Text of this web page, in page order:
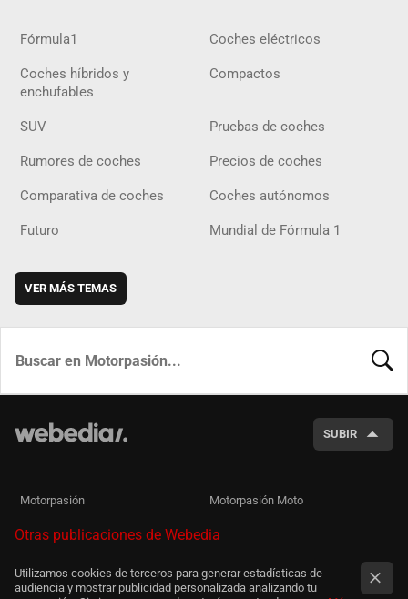
Fórmula1 Coches eléctricos
Coches híbridos y
enchufables
Compactos
SUV Pruebas de coches
Rumores de coches Precios de coches
Comparativa de coches Coches autónomos
Futuro Mundial de Fórmula 1
VER MÁS TEMAS
SUBIR
Motorpasión Motorpasión Moto
Otras publicaciones de Webedia
Utilizamos cookies de terceros para generar estadísticas de
audiencia y mostrar publicidad personalizada analizando tu